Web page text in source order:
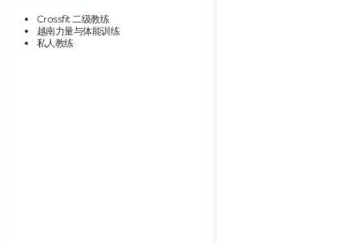
Crossfit 二级教练
越南力量与体能训练
私人教练